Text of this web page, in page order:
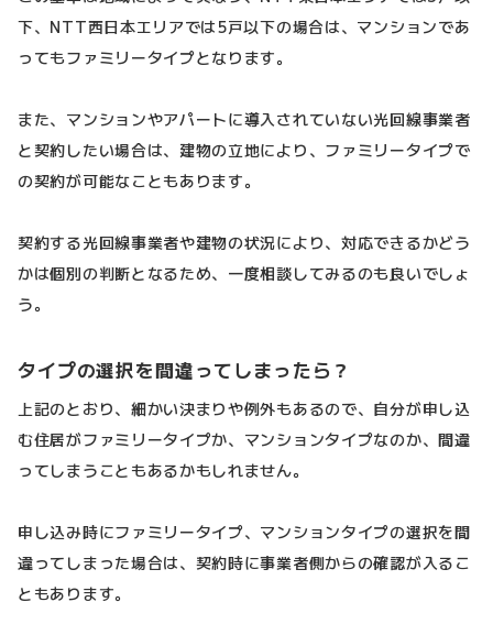
下、NTT西日本エリアでは5戸以下の場合は、マンションであ
ってもファミリータイプとなります。
また、マンションやアパートに導入されていない光回線事業者
と契約したい場合は、建物の立地により、ファミリータイプで
の契約が可能なこともあります。
契約する光回線事業者や建物の状況により、対応できるかどう
かは個別の判断となるため、一度相談してみるのも良いでしょ
う。
タイプの選択を間違ってしまったら？
上記のとおり、細かい決まりや例外もあるので、自分が申し込
む住居がファミリータイプか、マンションタイプなのか、間違
ってしまうこともあるかもしれません。
申し込み時にファミリータイプ、マンションタイプの選択を間
違ってしまった場合は、契約時に事業者側からの確認が入るこ
ともあります。